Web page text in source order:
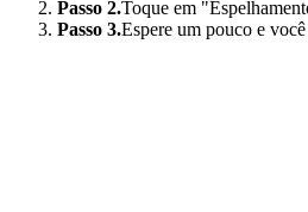
Passo 2.Toque em
Passo 3.Espere um pouco e